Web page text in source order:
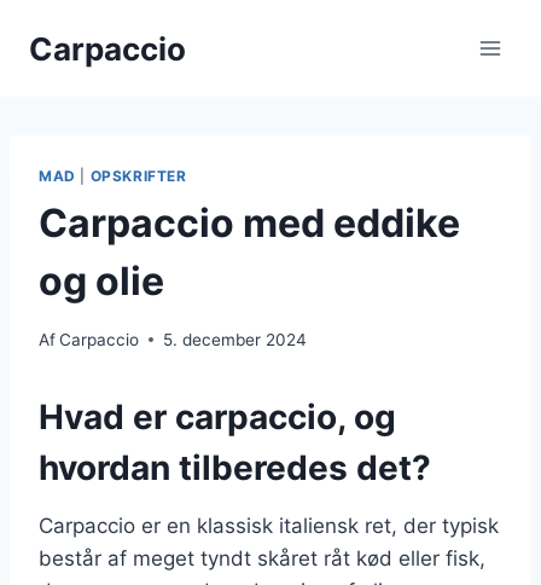
Carpaccio
MAD OPSKRIFTER
Carpaccio med eddike
og olie
AfCarpaccio 5. december 2024
Hvad er carpaccio, og
hvordan tilberedes det?
Carpaccio er en klassisk italiensk ret, der typisk
består af meget tyndt skåret råt kød eller fisk,